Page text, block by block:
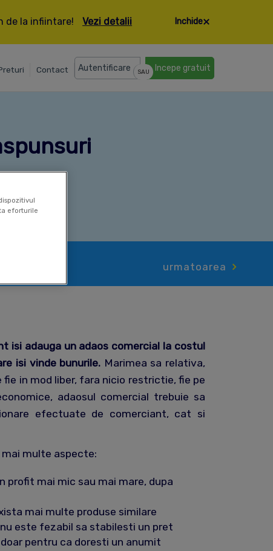
de la infiintare! Vezi detalii Inchide
Contact Autentificare SAU Incepe gratuit
urmatoarea
isi adauga un adaos comercial la costul
isi vinde bunurile. Marimea sa relativa,
in mod liber, fara nicio restrictie, fie pe
adaosul comercial trebuie sa
efectuate de comerciant, cat si
multe aspecte:
profit mai mic sau mai mare, dupa
mai multe produse similare
este fezabil sa stabilesti un pret
pentru ca doresti un anumit
eforturile